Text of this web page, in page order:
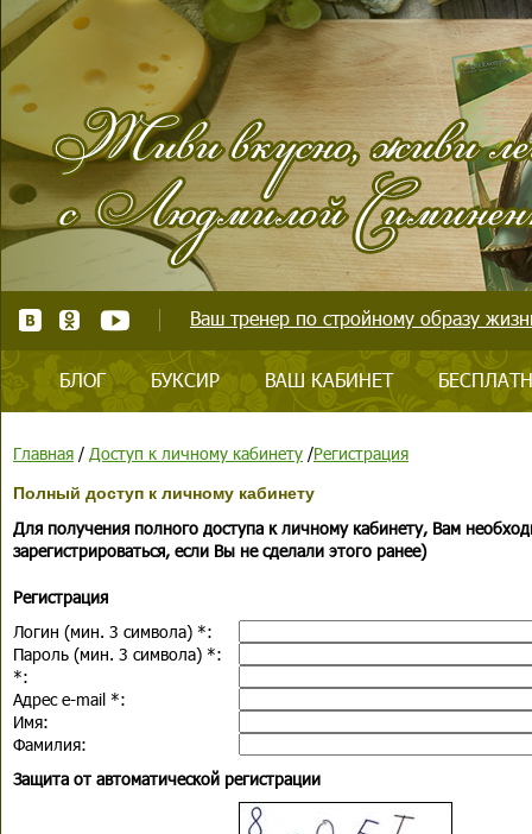
Ваш тренер по стройному образу
БЛОГ БУКСИР ВАШ КАБИНЕТ
Главная / Доступ к личному кабинету /Регистрация
Полный доступ к личному кабинету
Для получения полного доступа к личному кабинету, Вам
зарегистрироваться, если Вы не сделали этого ранее)
Регистрация
Логин (мин. 3 символа) *:
Пароль (мин. 3 символа) *:
*:
Адрес e-mail *:
Имя:
Фамилия:
Защита от автоматической регистрации